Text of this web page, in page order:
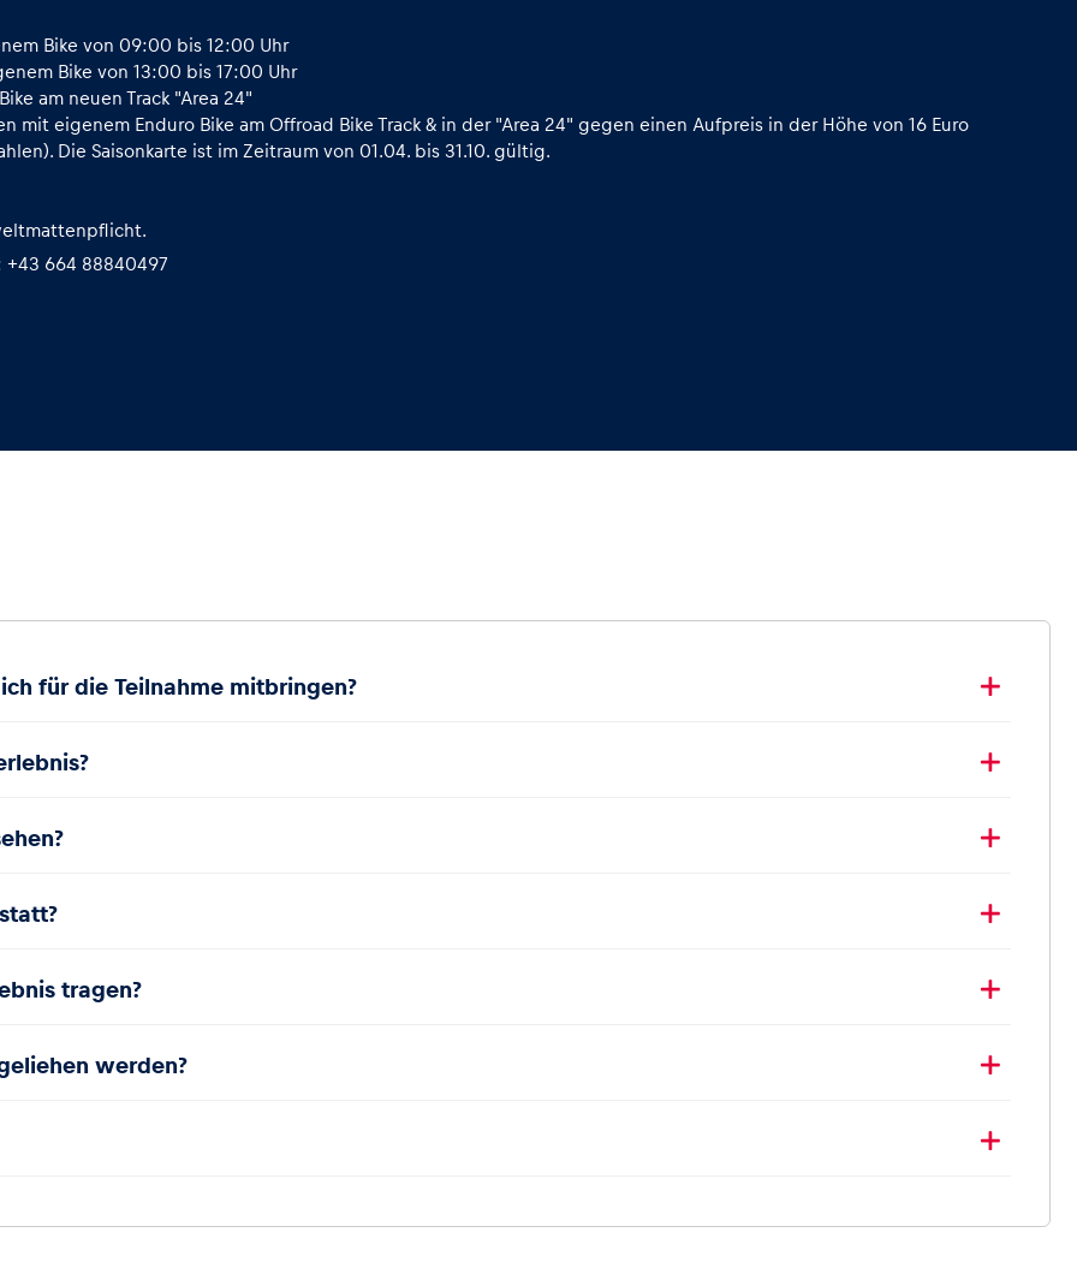
Bike von 09:00 bis 12:00 Uhr
Bike von 13:00 bis 17:00 Uhr
am neuen Track "Area 24"
mit eigenem Enduro Bike am Offroad Bike Track & in der "Area 24" gegen einen Aufpreis in der Höhe von 16 Euro
Die Saisonkarte ist im Zeitraum von 01.04. bis 31.10. gültig.
664 88840497
für die Teilnahme mitbringen?
tragen?
werden?